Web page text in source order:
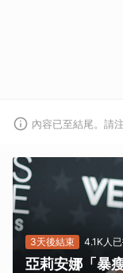
內容已至結尾。請
3天後結束 4.1K人
亞莉安娜「暴